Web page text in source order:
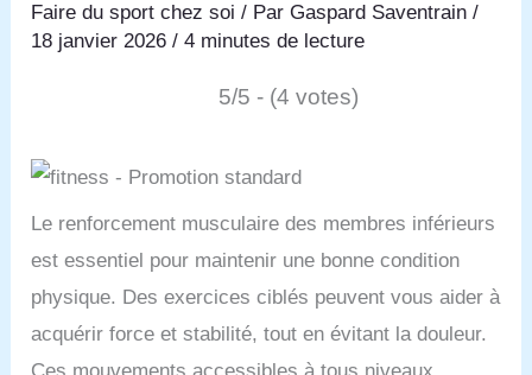
Faire du sport chez soi / ParGaspard Saventrain/
18 janvier 2026/4 minutes de lecture
5/5 - (4 votes)
Le renforcement musculaire des membres inférieurs
est essentiel pour maintenir une bonne condition
physique. Des exercices ciblés peuvent vous aider à
acquérir force et stabilité, tout en évitant la douleur.